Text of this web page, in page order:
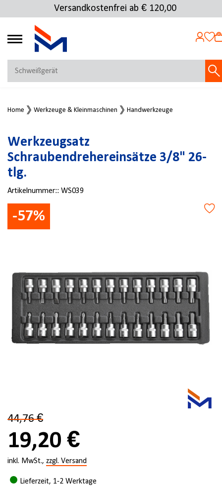
Versandkostenfrei ab € 120,00
4.72
MEIN KONTO
Jetzt anmelden
NEU BEI FMOSER?
Jetzt registrieren
Home Werkzeuge & Kleinmaschinen Handwerkzeuge
Werkzeugsatz
Schraubendrehereinsätze 3/8" 26-
tlg.
Artikelnummer:: WS039
-57%
44,76 €
19,20 €
inkl. MwSt., zzgl. Versand
Lieferzeit, 1-2 Werktage